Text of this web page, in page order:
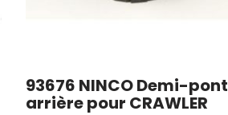
93676 NINCO Demi-pont
arrière pour CRAWLER